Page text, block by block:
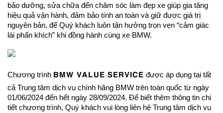
bảo dưỡng, sửa chữa đến chăm sóc làm đẹp xe giúp gia tăng
hiệu quả vận hành, đảm bảo tính an toàn và giữ được giá trị
nguyên bản, để Quý khách luôn tận hưởng trọn vẹn “cảm giác
lái phấn khích” khi đồng hành cùng xe BMW.
Chương trình BMW VALUE SERVICE được áp dụng tại tất
cả Trung tâm dịch vụ chính hãng BMW trên toàn quốc từ ngày
01/06/2024 đến hết ngày 28/09/2024. Để biết thêm thông tin chi
tiết chương trình, Quý khách vui lòng liên hệ Trung tâm dịch vụ